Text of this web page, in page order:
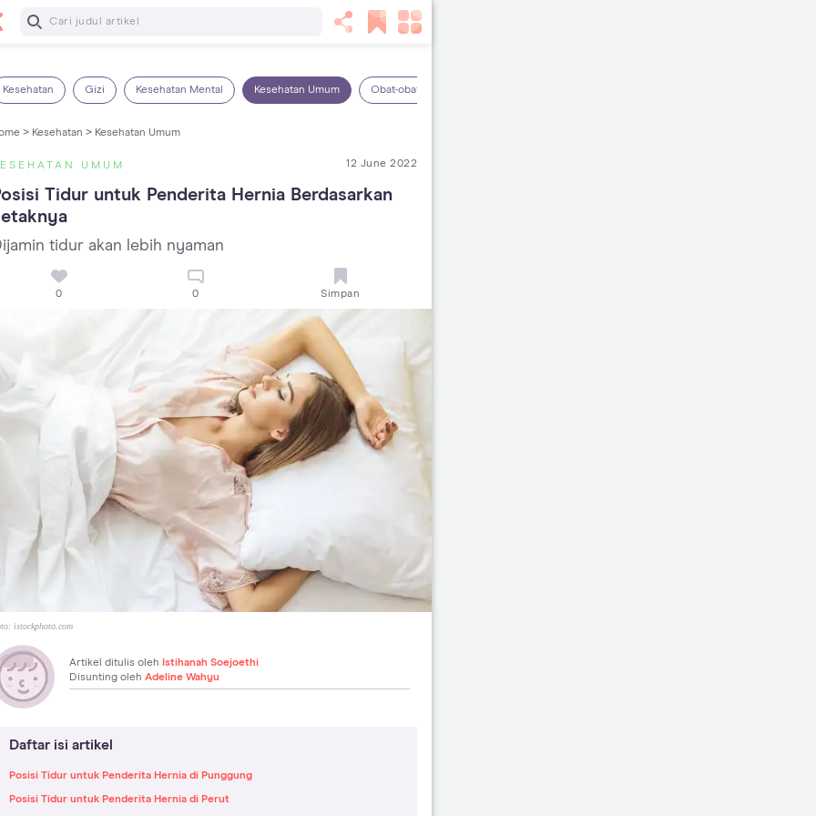
Baca Selanjutnya
Kesehatan Gizi Kesehatan Mental Kesehatan Umum Obat-obatan
> Kesehatan > Kesehatan Umum
UMUM 12 June 2022
Tidur untuk Penderita Hernia Berdasarkan
tidur akan lebih nyaman
0 0 Simpan
istockphoto.com
Artikel ditulis oleh Istihanah Soejoethi
Disunting oleh Adeline Wahyu
Daftar isi artikel
Posisi Tidur untuk Penderita Hernia di Punggung
Posisi Tidur untuk Penderita Hernia di Perut